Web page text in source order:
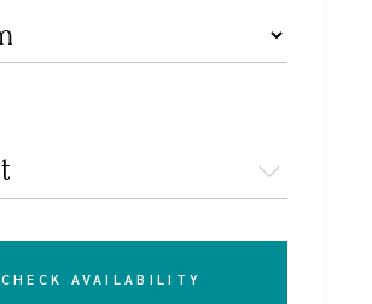
CHECK AVAILABILITY